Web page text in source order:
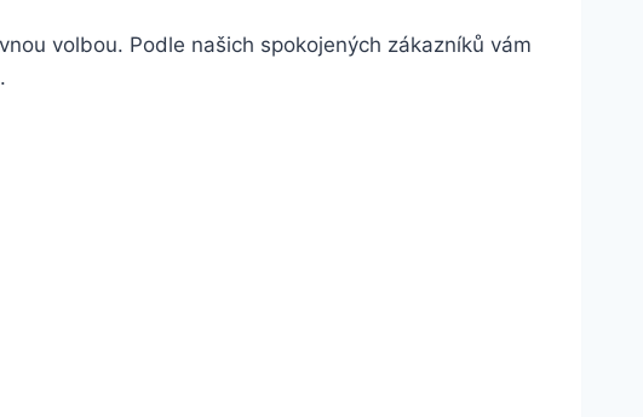
volbou. Podle našich spokojených zákazníků vám